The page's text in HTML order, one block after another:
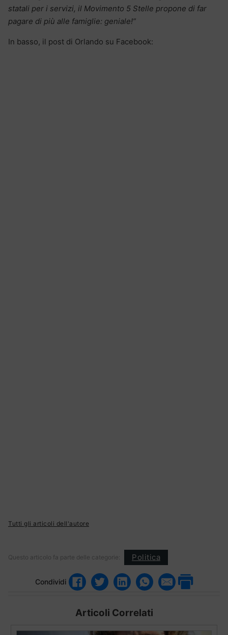
statali per i servizi, il Movimento 5 Stelle propone di far
pagare di più alle famiglie: geniale!”
In basso, il post di Orlando su Facebook:
Tutti gli articoli dell'autore
Questo articolo fa parte delle categorie: Politica
Condividi
Articoli Correlati